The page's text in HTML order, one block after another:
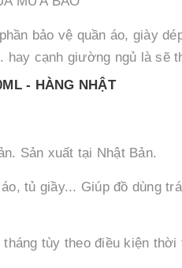
bảo vệ quần áo, giày
hay cạnh giường ngủ là sẽ
- HÀNG NHẬT
Sản xuất tại Nhật Bản.
tủ giầy... Giúp đồ dùng
tùy theo điều kiện